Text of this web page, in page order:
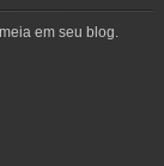
em seu blog.